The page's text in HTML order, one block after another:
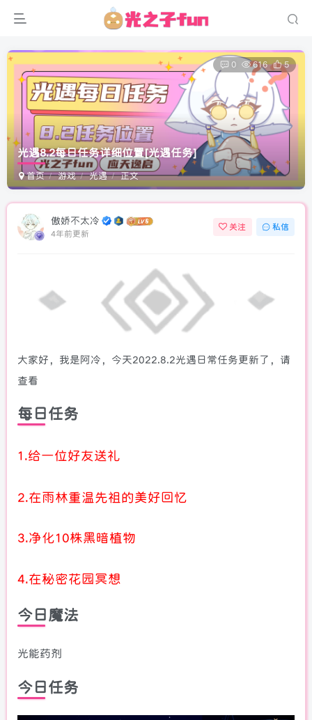
光遇8.2每日任务详细位置[光遇任务]
首页 游戏 光遇 正文
0 616 5
傲娇不太冷
4年前更新
关注 私信
大家好，我是阿冷，今天2022.8.2光遇日常任务更新了，请
查看
每日任务
1.给一位好友送礼
2.在雨林重温先祖的美好回忆
3.净化10株黑暗植物
4.在秘密花园冥想
今日魔法
光能药剂
今日任务